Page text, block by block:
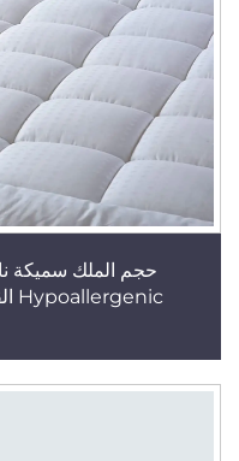
حجم الملك سميكة
Hypoallergenic القطن السرير فراش Topper